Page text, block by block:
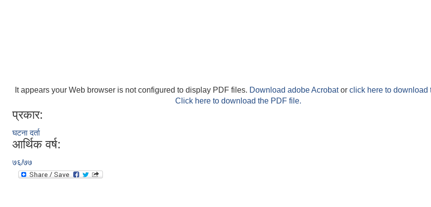
It appears your Web browser is not configured to display PDF files. Download adobe Acrobator click here to download
Click here to download the PDF file.
प्रकार:
घटना दर्ता
आर्थिक वर्ष:
७६/७७